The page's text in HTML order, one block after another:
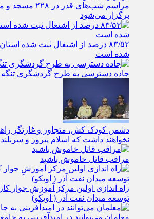
مراسم شب‌های قدر
برگزار می‌شود
۸۳/۵۲ درصد از اشتغال ثبت شده
شده است
جاده دسترسی به طرح گردشگری تنگه
دشمن کودک کش، متجاوز و غارتگر
نخواهند داشت که اسلام پیروز و
مراقب قاتل خاموش باشید
راه اندازی اولین مرکز آموزشِ جوار
توسعه میدان نفت آذر ( اویکو)
معلمان می‌توانند در امیدآفرینی به